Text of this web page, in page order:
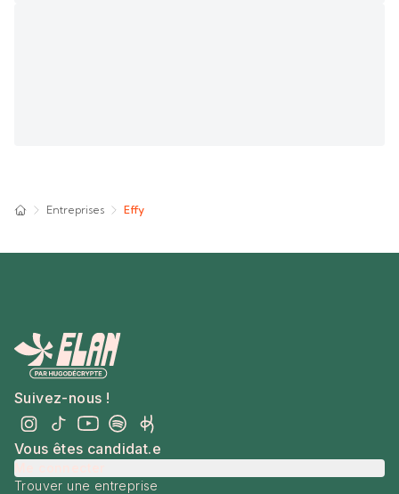
Entreprises Effy
Suivez-nous !
Vous êtes candidat.e
Trouver une entreprise